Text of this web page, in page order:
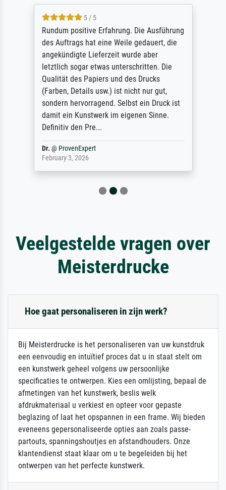
5 / 5
Rundum positive Erfahrung. Die Ausführung
des Auftrags hat eine Weile gedauert, die
angekündigte Lieferzeit wurde aber
letztlich sogar etwas unterschritten. Die
Qualität des Papiers und des Drucks
(Farben, Details usw.) ist nicht nur gut,
sondern hervorragend. Selbst ein Druck ist
damit ein Kunstwerk im eigenen Sinne.
Definitiv den Pre...
Dr. @ ProvenExpert
February 3, 2026
Veelgestelde vragen over
Meisterdrucke
Hoe gaat personaliseren in zijn werk?
Bij Meisterdrucke is het personaliseren van uw kunstdruk
een eenvoudig en intuïtief proces dat u in staat stelt om
een kunstwerk geheel volgens uw persoonlijke
specificaties te ontwerpen. Kies een omlijsting, bepaal de
afmetingen van het kunstwerk, beslis welk
afdrukmateriaal u verkiest en opteer voor gepaste
beglazing of laat het opspannen in een frame. Wij bieden
eveneens gepersonaliseerde opties aan zoals passe-
partouts, spanningshoutjes en afstandhouders. Onze
klantendienst staat klaar om u te begeleiden bij het
ontwerpen van het perfecte kunstwerk.